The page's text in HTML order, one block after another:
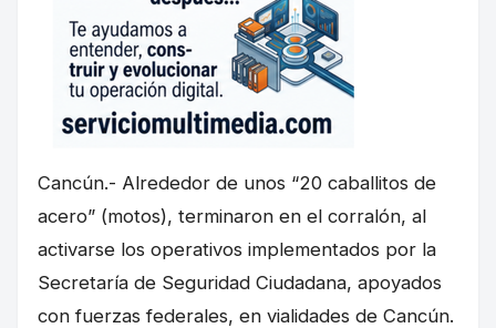
Cancún.- Alrededor de unos “20 caballitos de
acero” (motos), terminaron en el corralón, al
activarse los operativos implementados por la
Secretaría de Seguridad Ciudadana, apoyados
con fuerzas federales, en vialidades de Cancún.